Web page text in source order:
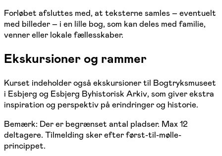
Forløbet afsluttes med, at teksterne samles – eventuelt
med billeder – i en lille bog, som kan deles med familie,
venner eller lokale fællesskaber.
Ekskursioner og rammer
Kurset indeholder også ekskursioner til Bogtryksmuseet
i Esbjerg og Esbjerg Byhistorisk Arkiv, som giver ekstra
inspiration og perspektiv på erindringer og historie.
Bemærk: Der er begrænset antal pladser. Max 12
deltagere. Tilmelding sker efter først-til-mølle-
princippet.